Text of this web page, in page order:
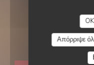
Απόρριψε